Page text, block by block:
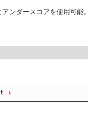
ンダースコアを使用可
↓